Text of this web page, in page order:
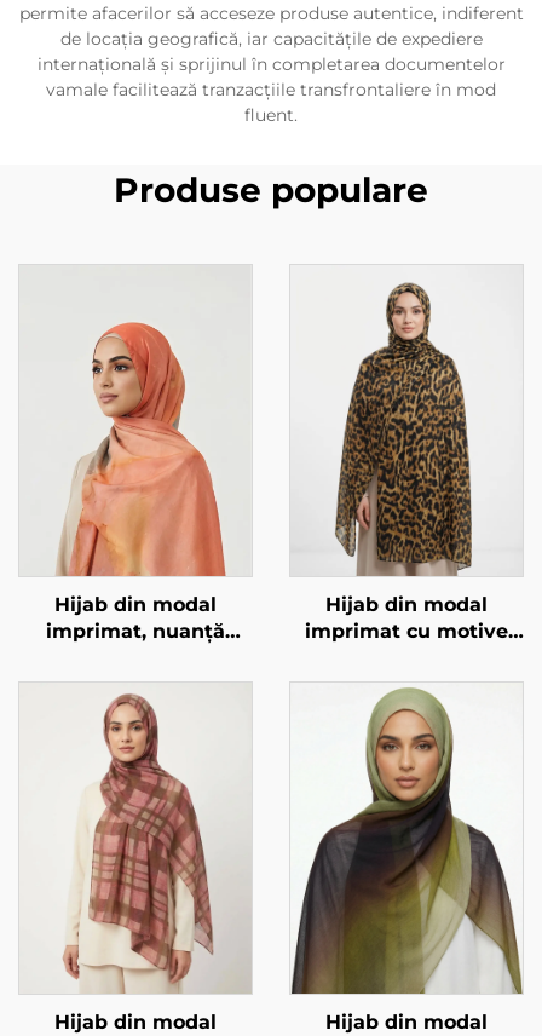
permite afacerilor să acceseze produse autentice, indiferent
de locația geografică, iar capacitățile de expediere
internațională și sprijinul în completarea documentelor
vamale facilitează tranzacțiile transfrontaliere în mod
fluent.
Produse populare
Hijab din modal
imprimat, nuanță
Hijab din modal
imprimat cu motive
leopard
Hijab din modal
Hijab din modal